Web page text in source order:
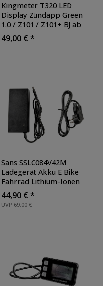
Kingmeter T320 LED
Display Zündapp Green
1.0 / Z101 / Z101+ BJ ab
Juli 2021 Fahrraddisplay
Bedienungseinheit
49,00 € *
Sans SSLC084V42M
Ladegerät Akku E Bike
Fahrrad Lithium-Ionen
Batterien 42V Koax
Fahrradakku Ladegerät
Netzstecker
UVP 69,00 €
44,90 € *